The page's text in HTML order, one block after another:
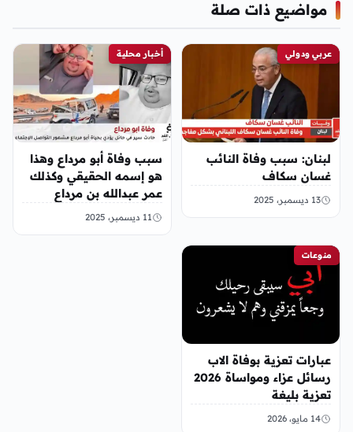
مواضيع ذات صلة
عربي ودولي
لبنان: سبب وفاة النائب
غسان سكاف
13 ديسمبر، 2025
أخبار محلية
سبب وفاة أبو مرداع وهذا
هو إسمه الحقيقي وكذلك
عمر عبدالله بن مرداع
11 ديسمبر، 2025
منوعات
عبارات تعزية بوفاة الاب
رسائل عزاء ومواساة 2026
تعزية بليغة
14 مايو، 2026